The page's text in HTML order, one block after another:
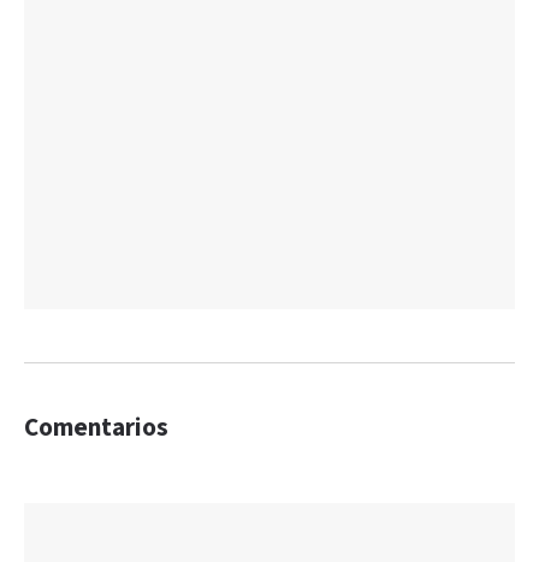
Comentarios